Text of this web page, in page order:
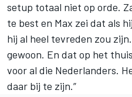
setup totaal niet op orde.
te best en Max zei dat als
hij al heel tevreden zou
gewoon. En dat op het
voor al die Nederlanders.
daar bij te zijn.”